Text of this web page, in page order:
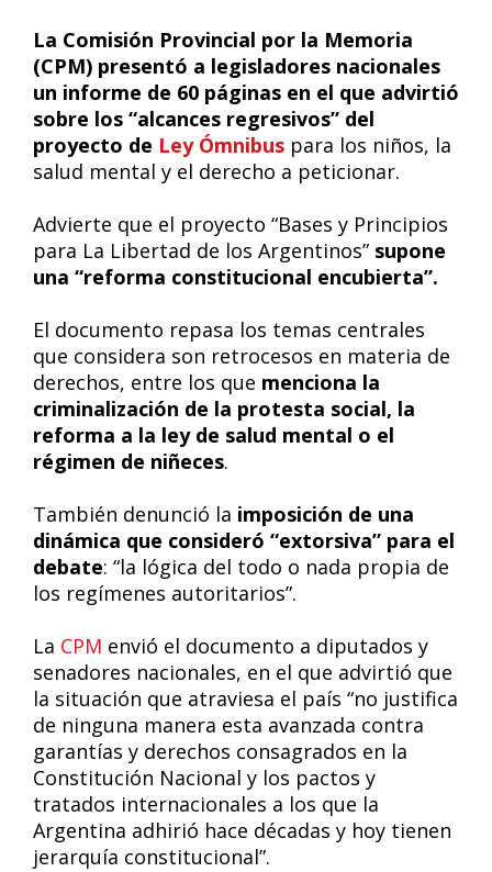
La Comisión Provincial por la Memoria
(CPM) presentó a legisladores nacionales
un informe de 60 páginas en el que advirtió
sobre los “alcances regresivos” del
proyecto de Ley Ómnibus para los niños, la
salud mental y el derecho a peticionar.
Advierte que el proyecto “Bases y Principios
para La Libertad de los Argentinos” supone
una “reforma constitucional encubierta”.
El documento repasa los temas centrales
que considera son retrocesos en materia de
derechos, entre los que menciona la
criminalización de la protesta social, la
reforma a la ley de salud mental o el
régimen de niñeces.
También denunció la imposición de una
dinámica que consideró “extorsiva” para el
debate: “la lógica del todo o nada propia de
los regímenes autoritarios”.
La CPM envió el documento a diputados y
senadores nacionales, en el que advirtió que
la situación que atraviesa el país “no justifica
de ninguna manera esta avanzada contra
garantías y derechos consagrados en la
Constitución Nacional y los pactos y
tratados internacionales a los que la
Argentina adhirió hace décadas y hoy tienen
jerarquía constitucional”.